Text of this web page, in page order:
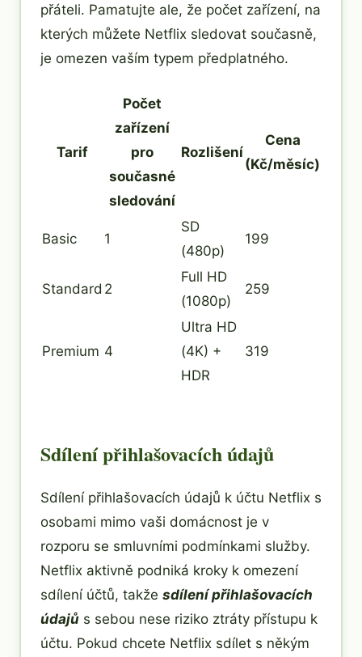
přáteli. Pamatujte ale, že počet zařízení, na
kterých můžete Netflix sledovat současně,
je omezen vaším typem předplatného.
Tarif
Počet
zařízení
pro
současné
sledování
Rozlišení
Cena
(Kč/měsíc)
Basic 1
SD
(480p)
199
Standard 2
Full HD
(1080p)
259
Premium 4
Ultra HD
(4K) +
HDR
319
Sdílení přihlašovacích údajů
Sdílení přihlašovacích údajů k účtu Netflix s
osobami mimo vaši domácnost je v
rozporu se smluvními podmínkami služby.
Netflix aktivně podniká kroky k omezení
sdílení účtů, takže sdílení přihlašovacích
údajů s sebou nese riziko ztráty přístupu k
účtu. Pokud chcete Netflix sdílet s někým